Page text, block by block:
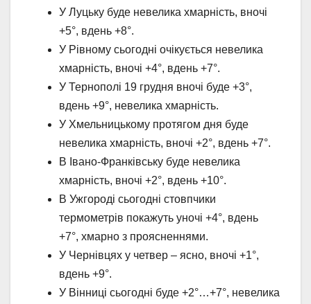
У Луцьку буде невелика хмарність, вночі
+5°, вдень +8°.
У Рівному сьогодні очікується невелика
хмарність, вночі +4°, вдень +7°.
У Тернополі 19 грудня вночі буде +3°,
вдень +9°, невелика хмарність.
У Хмельницькому протягом дня буде
невелика хмарність, вночі +2°, вдень +7°.
В Івано-Франківську буде невелика
хмарність, вночі +2°, вдень +10°.
В Ужгороді сьогодні стовпчики
термометрів покажуть уночі +4°, вдень
+7°, хмарно з проясненнями.
У Чернівцях у четвер – ясно, вночі +1°,
вдень +9°.
У Вінниці сьогодні буде +2°…+7°, невелика